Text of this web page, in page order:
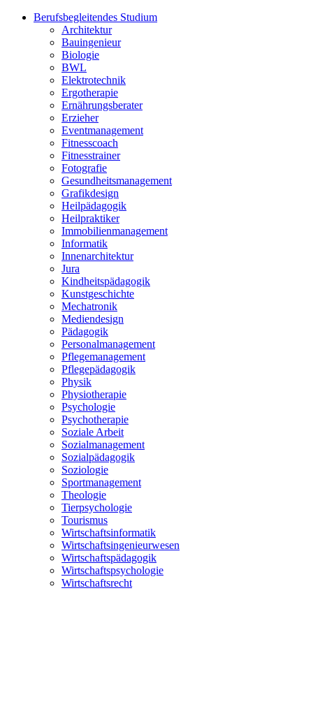
Berufsbegleitendes Studium
Architektur
Bauingenieur
Biologie
BWL
Elektrotechnik
Ergotherapie
Ernährungsberater
Erzieher
Eventmanagement
Fitnesscoach
Fitnesstrainer
Fotografie
Gesundheitsmanagement
Grafikdesign
Heilpädagogik
Heilpraktiker
Immobilienmanagement
Informatik
Innenarchitektur
Jura
Kindheitspädagogik
Kunstgeschichte
Mechatronik
Mediendesign
Pädagogik
Personalmanagement
Pflegemanagement
Pflegepädagogik
Physik
Physiotherapie
Psychologie
Psychotherapie
Soziale Arbeit
Sozialmanagement
Sozialpädagogik
Soziologie
Sportmanagement
Theologie
Tierpsychologie
Tourismus
Wirtschaftsinformatik
Wirtschaftsingenieurwesen
Wirtschaftspädagogik
Wirtschaftspsychologie
Wirtschaftsrecht